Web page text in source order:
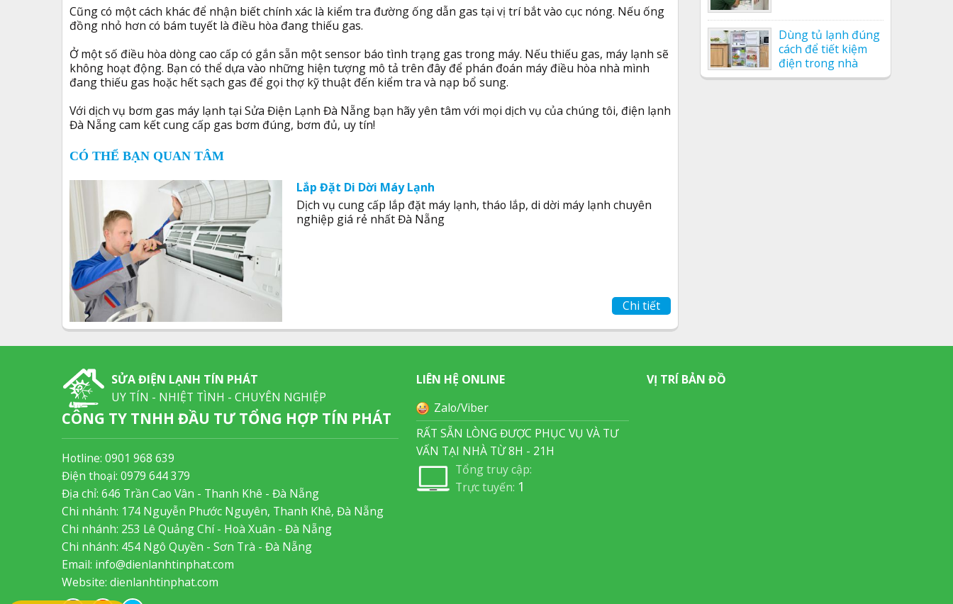
Cũng có một cách khác để nhận biết chính xác là kiểm tra đường ống dẫn gas tại vị trí bắt vào cục nóng. Nếu ống
đồng nhỏ hơn có bám tuyết là điều hòa đang thiếu gas.
Ở một số điều hòa dòng cao cấp có gắn sẵn một sensor báo tình trạng gas trong máy. Nếu thiếu gas, máy lạnh sẽ
không hoạt động. Bạn có thể dựa vào những hiện tượng mô tả trên đây để phán đoán máy điều hòa nhà mình
đang thiếu gas hoặc hết sạch gas để gọi thợ kỹ thuật đến kiểm tra và nạp bổ sung.
Với dịch vụ bơm gas máy lạnh tại Sửa Điện Lạnh Đà Nẵng bạn hãy yên tâm với mọi dịch vụ của chúng tôi, điện lạnh
Đà Nẵng cam kết cung cấp gas bơm đúng, bơm đủ, uy tín!
CÓ THỂ BẠN QUAN TÂM
Lắp Đặt Di Dời Máy Lạnh
Dịch vụ cung cấp lắp đặt máy lạnh, tháo lắp, di dời máy lạnh chuyên
nghiệp giá rẻ nhất Đà Nẵng
Chi tiết
Dùng tủ lạnh đúng
cách để tiết kiệm
điện trong nhà
SỬA ĐIỆN LẠNH TÍN PHÁT
UY TÍN - NHIỆT TÌNH - CHUYÊN NGHIỆP
CÔNG TY TNHH ĐẦU TƯ TỔNG HỢP TÍN PHÁT
Hotline: 0901 968 639
Điện thoại: 0979 644 379
Địa chỉ: 646 Trần Cao Vân - Thanh Khê - Đà Nẵng
Chi nhánh: 174 Nguyễn Phước Nguyên, Thanh Khê, Đà Nẵng
Chi nhánh: 253 Lê Quảng Chí - Hoà Xuân - Đà Nẵng
Chi nhánh: 454 Ngô Quyền - Sơn Trà - Đà Nẵng
Email: info@dienlanhtinphat.com
Website: dienlanhtinphat.com
LIÊN HỆ ONLINE
Zalo/Viber
RẤT SẴN LÒNG ĐƯỢC PHỤC VỤ VÀ TƯ
VẤN TẠI NHÀ TỪ 8H - 21H
Tổng truy cập:
Trực tuyến: 1
VỊ TRÍ BẢN ĐỒ